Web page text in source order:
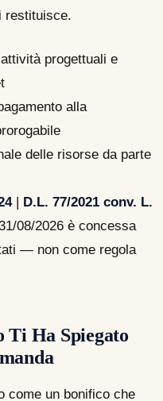
restituisce.
progettuali e
alla
delle risorse da parte
| D.L. 77/2021 conv. L.
08/2026 è concessa
— non come regola
Ti Ha Spiegato
come un bonifico che